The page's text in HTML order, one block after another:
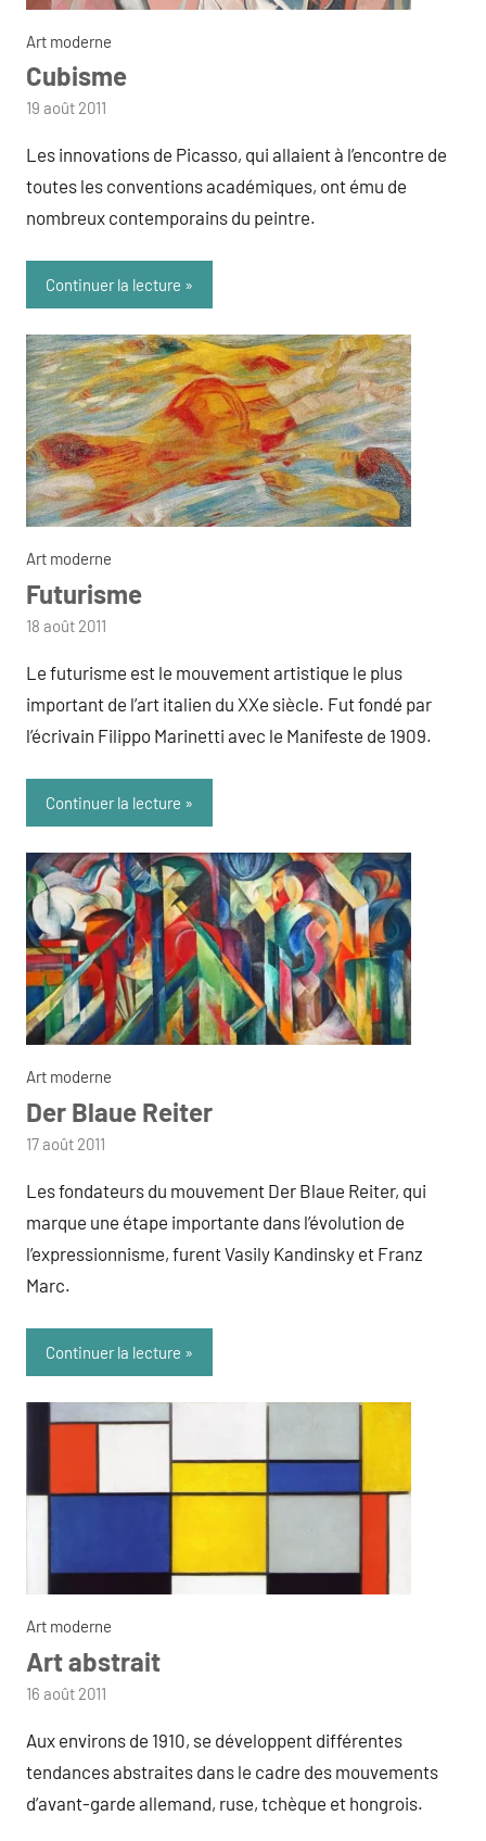
Art moderne
Cubisme
par
19 août 2011
Les innovations de Picasso, qui allaient à l’encontre de
toutes les conventions académiques, ont ému de
nombreux contemporains du peintre.
Continuer la lecture
Art moderne
Futurisme
par
18 août 2011
Le futurisme est le mouvement artistique le plus
important de l’art italien du XXe siècle. Fut fondé par
l’écrivain Filippo Marinetti avec le Manifeste de 1909.
Continuer la lecture
Art moderne
Der Blaue Reiter
par
17 août 2011
Les fondateurs du mouvement Der Blaue Reiter, qui
marque une étape importante dans l’évolution de
l’expressionnisme, furent Vasily Kandinsky et Franz
Marc.
Continuer la lecture
Art moderne
Art abstrait
par
16 août 2011
Aux environs de 1910, se développent différentes
tendances abstraites dans le cadre des mouvements
d’avant-garde allemand, ruse, tchèque et hongrois.